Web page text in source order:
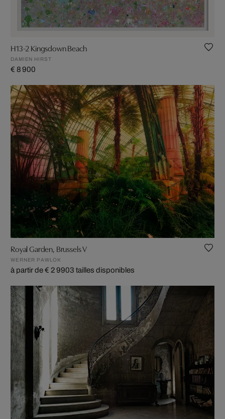
H13-2 Kingsdown Beach
DAMIEN HIRST
€ 8 900
Royal Garden, Brussels V
WERNER PAWLOK
à partir de € 2 9903 tailles disponibles